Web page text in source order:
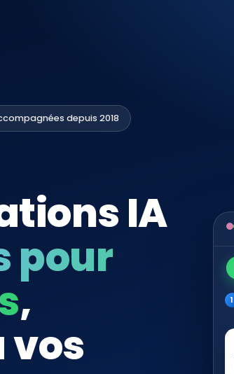
depuis 2018
IA
pour
,
vos
1